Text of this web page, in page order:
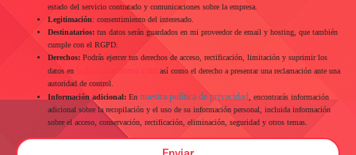
estado del servicio contratado y comunicaciones sobre la empresa.
Legitimación: consentimiento del interesado.
Destinatarios: tus datos serán guardados en mi proveedor de email y hosting, que también
cumple con el RGPD.
Derechos: Podrás ejercer tus derechos de acceso, rectificación, limitación y suprimir los
datos en
así como el derecho a presentar una reclamación ante una
autoridad de control.
Información adicional: En nuestra política de privacidad, encontrarás información
adicional sobre la recopilación y el uso de su información personal, incluida información
sobre el acceso, conservación, rectificación, eliminación, seguridad y otros temas.